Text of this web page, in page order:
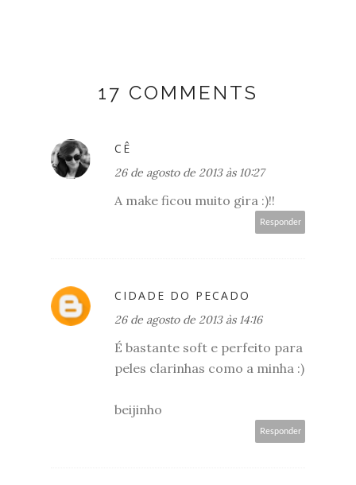
17 COMMENTS
CÊ
26 de agosto de 2013 às 10:27
A make ficou muito gira :)!!
Responder
CIDADE DO PECADO
26 de agosto de 2013 às 14:16
É bastante soft e perfeito para
peles clarinhas como a minha :)
beijinho
Responder